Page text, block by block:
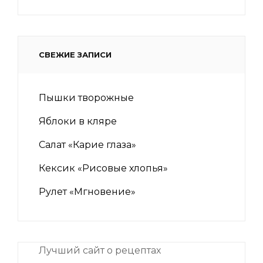
СВЕЖИЕ ЗАПИСИ
Пышки творожные
Яблоки в кляре
Салат «Карие глаза»
Кексик «Рисовые хлопья»
Рулет «Мгновение»
Лучший сайт о рецептах